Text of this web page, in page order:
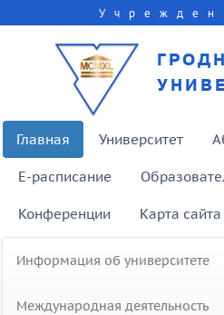
Главная Университет
E-расписание
Конференции Карта сайта
Информация об университете
Международная деятельность